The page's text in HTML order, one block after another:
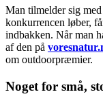
Man tilmelder sig
konkurrencen løber,
indbakken. Når man
af den på
om outdoorpræmier.
Noget for små,